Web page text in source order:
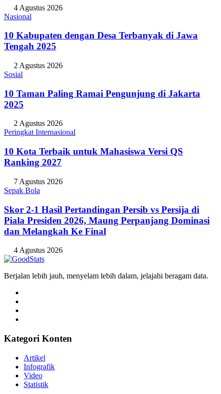
4 Agustus 2026
Nasional
10 Kabupaten dengan Desa Terbanyak di Jawa
Tengah 2025
2 Agustus 2026
Sosial
10 Taman Paling Ramai Pengunjung di Jakarta
2025
2 Agustus 2026
Peringkat Internasional
10 Kota Terbaik untuk Mahasiswa Versi QS
Ranking 2027
7 Agustus 2026
Sepak Bola
Skor 2-1 Hasil Pertandingan Persib vs Persija di
Piala Presiden 2026, Maung Perpanjang Dominasi
dan Melangkah Ke Final
4 Agustus 2026
Berjalan lebih jauh, menyelam lebih dalam, jelajahi beragam data.
Kategori Konten
Artikel
Infografik
Video
Statistik